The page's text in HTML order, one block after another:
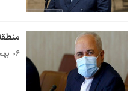
۰۶ بهمن ۱۳۹۹